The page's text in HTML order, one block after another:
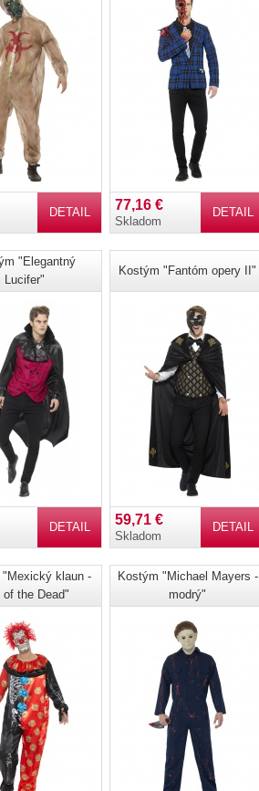
DETAIL DETAIL
77,16 €
Skladom
"Elegantný
Lucifer"
DETAIL
Kostým "Fantóm opery II"
DETAIL
59,71 €
Skladom
"Mexický klaun -
of the Dead"
Kostým "Michael Mayers -
modrý"